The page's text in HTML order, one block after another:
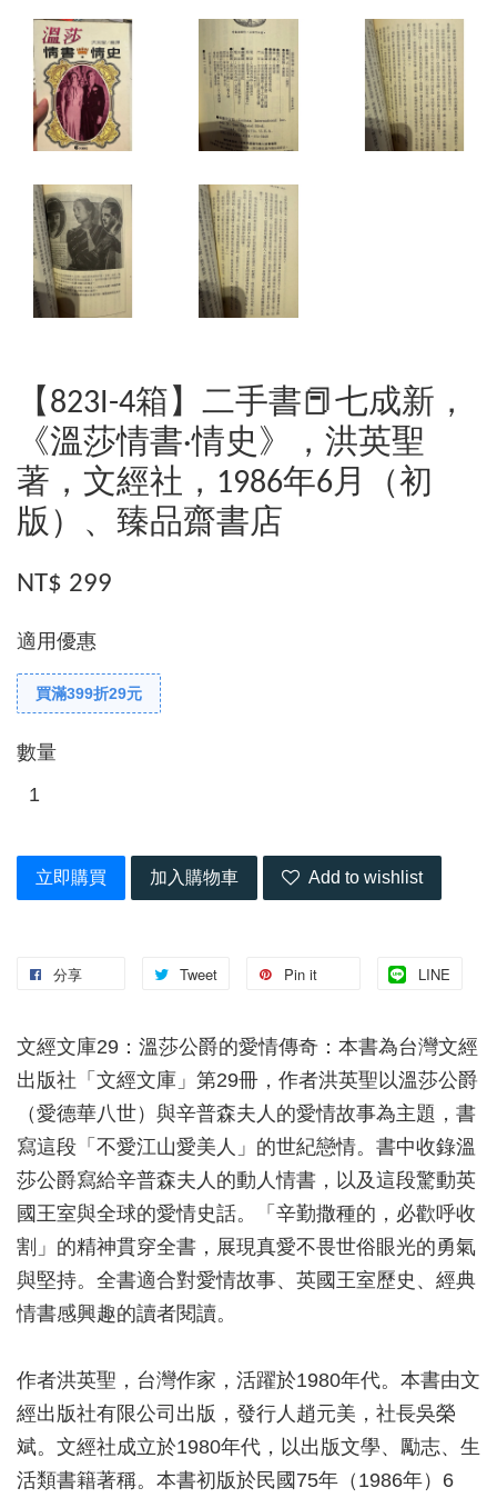
【823I-4箱】二手書📕七成新，
《溫莎情書·情史》，洪英聖
著，文經社，1986年6月（初
版）、臻品齋書店
NT$ 299
適用優惠
買滿399折29元
數量
立即購買 加入購物車 Add to wishlist
分享 Tweet Pin it LINE
文經文庫29：溫莎公爵的愛情傳奇：本書為台灣文經
出版社「文經文庫」第29冊，作者洪英聖以溫莎公爵
（愛德華八世）與辛普森夫人的愛情故事為主題，書
寫這段「不愛江山愛美人」的世紀戀情。書中收錄溫
莎公爵寫給辛普森夫人的動人情書，以及這段驚動英
國王室與全球的愛情史話。「辛勤撒種的，必歡呼收
割」的精神貫穿全書，展現真愛不畏世俗眼光的勇氣
與堅持。全書適合對愛情故事、英國王室歷史、經典
情書感興趣的讀者閱讀。
作者洪英聖，台灣作家，活躍於1980年代。本書由文
經出版社有限公司出版，發行人趙元美，社長吳榮
斌。文經社成立於1980年代，以出版文學、勵志、生
活類書籍著稱。本書初版於民國75年（1986年）6